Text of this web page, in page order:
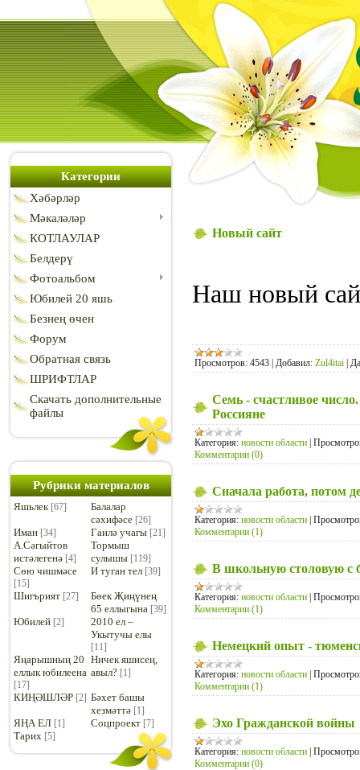
Категории
Хәбәрләр
Мәкаләләр
КОТЛАУЛАР
Белдерү
Фотоальбом
Юбилей 20 яшь
Безнең өчен
Форум
Обратная связь
ШРИФТЛАР
Скачать дополнительные
файлы
Рубрики материалов
Яшьлек [67]
Балалар
сәхифәсе [26]
Иман [34] Гаилә учагы [21]
А.Сәгыйтов
истәлегенә [4]
Тормыш
сулышы [119]
Сөю чишмәсе
[15]
И туган тел [39]
Шигърият [27]
Бөек Җиңүнең
65 еллыгына [39]
Юбилей [2]
2010 ел –
Укытучы елы
[11]
Яңарышның 20
еллык юбилеена
[17]
Ничек яшисең,
авыл? [1]
КИҢӘШЛӘР [2] Бәхет башы
хезмәттә [1]
ЯҢА ЕЛ [1] Соцпроект [7]
Тарих [5]
Новый сайт
Наш новый
Просмотров: 4543 Добавил: Zul4itai
Семь - счастливое
Россияне
Категория: новости области
Комментарии (0)
Сначала работа, потом
Категория: новости области
Комментарии (1)
В школьную столовую с
Категория: новости области
Комментарии (1)
Немецкий опыт -
Категория: новости области
Комментарии (1)
Эхо Гражданской войны
Категория: новости области
Комментарии (0)